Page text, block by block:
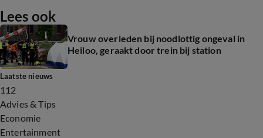
Lees ook
Vrouw overleden bij noodlottig ongeval in
Heiloo, geraakt door trein bij station
Laatste nieuws
112
Advies & Tips
Economie
Entertainment